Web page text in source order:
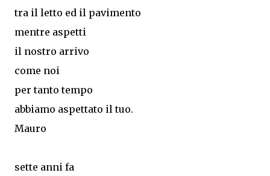
tra il letto ed il pavimento
mentre aspetti
il nostro arrivo
come noi
per tanto tempo
abbiamo aspettato il tuo.
Mauro
sette anni fa